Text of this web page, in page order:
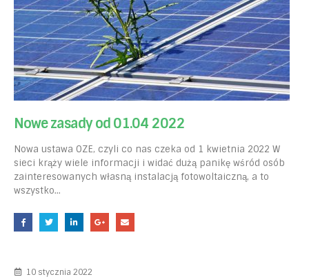
Nowe zasady od 01.04 2022
Nowa ustawa OZE, czyli co nas czeka od 1 kwietnia 2022 W
sieci krąży wiele informacji i widać dużą panikę wśród osób
zainteresowanych własną instalacją fotowoltaiczną, a to
wszystko...
10 stycznia 2022